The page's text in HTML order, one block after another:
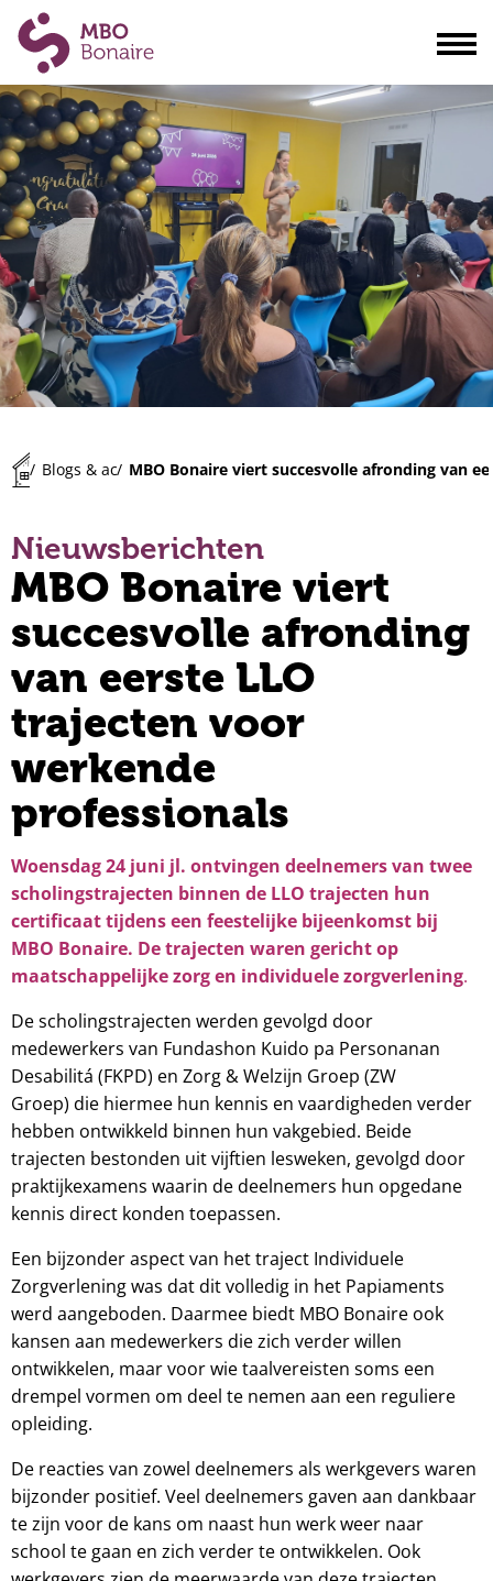
Opleidingen
Scholieren
Volwassenen
Bedrijven
Ouders
Blogs & actualiteiten
Praktisch
Organisatie
/ Blogs & actualiteiten
/ MBO Bonaire viert succesvolle afronding van
Nieuwsberichten
MBO Bonaire viert
succesvolle afronding
van eerste LLO
trajecten voor
werkende
professionals
Woensdag 24 juni jl. ontvingen deelnemers van twee
scholingstrajecten binnen de LLO trajecten hun
certificaat tijdens een feestelijke bijeenkomst bij
MBO Bonaire. De trajecten waren gericht op
maatschappelijke zorg en individuele zorgverlening.
De scholingstrajecten werden gevolgd door
medewerkers van Fundashon Kuido pa Personanan
Desabilitá (FKPD) en Zorg & Welzijn Groep (ZW
Groep) die hiermee hun kennis en vaardigheden verder
hebben ontwikkeld binnen hun vakgebied. Beide
trajecten bestonden uit vijftien lesweken, gevolgd door
praktijkexamens waarin de deelnemers hun opgedane
kennis direct konden toepassen.
Een bijzonder aspect van het traject Individuele
Zorgverlening was dat dit volledig in het Papiaments
werd aangeboden. Daarmee biedt MBO Bonaire ook
kansen aan medewerkers die zich verder willen
ontwikkelen, maar voor wie taalvereisten soms een
drempel vormen om deel te nemen aan een reguliere
opleiding.
De reacties van zowel deelnemers als werkgevers waren
bijzonder positief. Veel deelnemers gaven aan dankbaar
te zijn voor de kans om naast hun werk weer naar
school te gaan en zich verder te ontwikkelen. Ook